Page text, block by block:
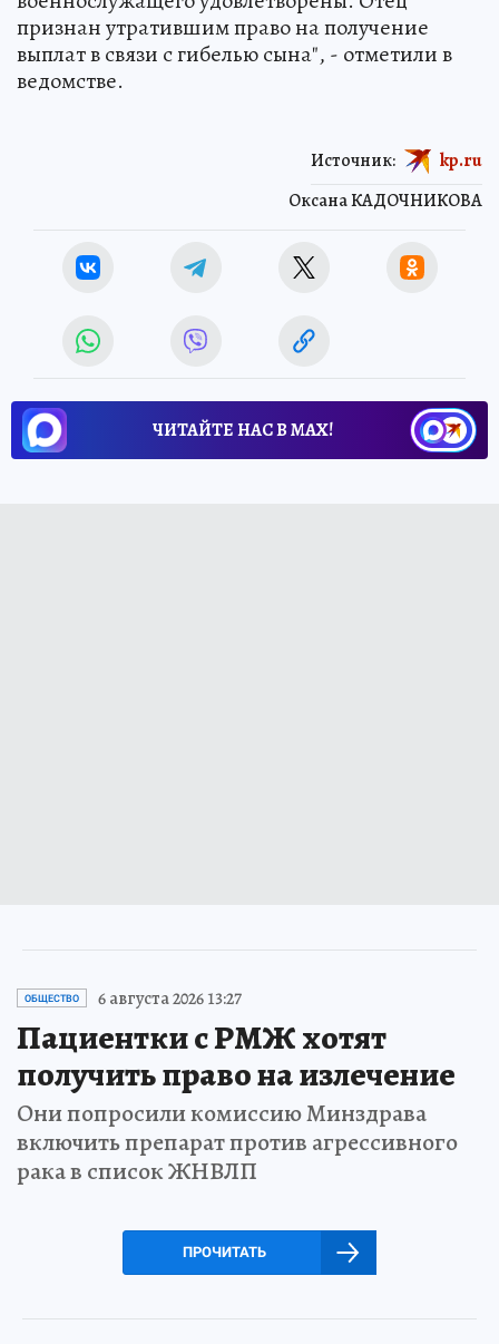
признан утратившим право на получение
выплат в связи с гибелью сына", - отметили в
ведомстве.
Оксана КАДОЧНИКОВА
Источник: kp.ru
ЧИТАЙТЕ НАС В МАХ!
ОБЩЕСТВО 6 августа 2026 13:27
Пациентки с РМЖ хотят
получить право на излечение
Они попросили комиссию Минздрава
включить препарат против агрессивного
рака в список ЖНВЛП
ПРОЧИТАТЬ